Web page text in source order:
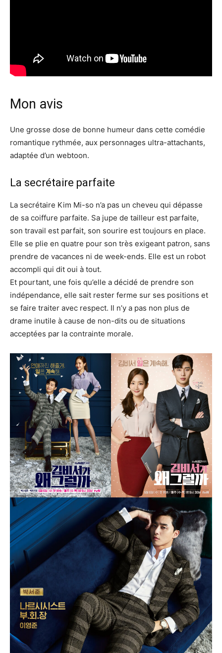
Mon avis
Une grosse dose de bonne humeur dans cette comédie
romantique rythmée, aux personnages ultra-attachants,
adaptée d’un webtoon.
La secrétaire parfaite
La secrétaire Kim Mi-so n’a pas un cheveu qui dépasse
de sa coiffure parfaite. Sa jupe de tailleur est parfaite,
son travail est parfait, son sourire est toujours en place.
Elle se plie en quatre pour son très exigeant patron, sans
prendre de vacances ni de week-ends. Elle est un robot
accompli qui dit oui à tout.
Et pourtant, une fois qu’elle a décidé de prendre son
indépendance, elle sait rester ferme sur ses positions et
se faire traiter avec respect. Il n’y a pas non plus de
drame inutile à cause de non-dits ou de situations
acceptées par la contrainte morale.